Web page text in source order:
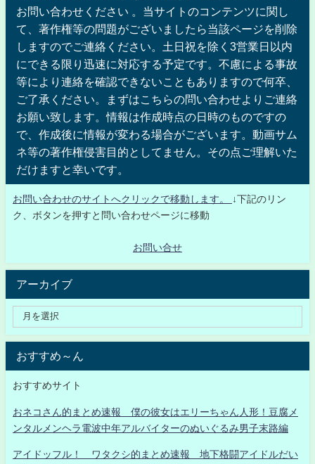
お問い合わせください 。当サイトのコンテンツに関し
て、著作権等の問題がございましたら当該ページを削除
しますのでご連絡ください。土日祝を除く3営業日以内
にできる限り迅速に対応する予定です。不慮による事故
等により連絡を確認できないこともありますので何卒、
ご了承ください。まずはこちらの問い合わせよりご連絡
お願い致します。情報は作成時点の日時のものですの
で、作成後に情報が変わる場合がございます。動画サム
ネ等の著作権侵害目的としてません。その点ご理解いた
だけますと幸いです。
お問い合わせのサイトへクリックで移動します。
↓下記のリン
ク、ボタンを押すと問い合わせページに移動
お問い合せ
アーカイブ
おすすめ～ん
おすすめサイト
おネコさん的まとめ速報 僕の彼女はエリーちゃん人形！豆腐メ
ンタルメンヘラ電波中年アルバイターのぬいぐるみ男子末路編
アイドッフル！ ワタクシ的まとめ速報 地下格闘アイドルだい